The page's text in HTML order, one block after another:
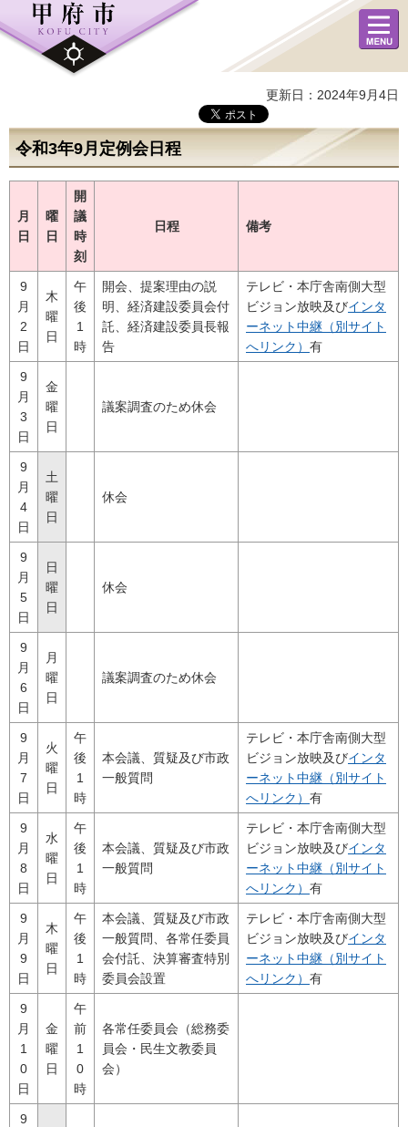
メニュ
ー
更新日：2024年9月4日
令和3年9月定例会日程
月
日
曜
日
開
議
時
刻
日程 備考
9
月
2
日
木
曜
日
午
後
1
時
開会、提案理由の説
明、経済建設委員会付
託、経済建設委員長報
告
テレビ・本庁舎南側大型
ビジョン放映及びインタ
ーネット中継（別サイト
へリンク） 有
9
月
3
日
金
曜
日
議案調査のため休会
9
月
4
日
土
曜
日
休会
9
月
5
日
日
曜
日
休会
9
月
6
日
月
曜
日
議案調査のため休会
9
月
7
日
火
曜
日
午
後
1
時
本会議、質疑及び市政
一般質問
テレビ・本庁舎南側大型
ビジョン放映及びインタ
ーネット中継（別サイト
へリンク） 有
9
月
8
日
水
曜
日
午
後
1
時
本会議、質疑及び市政
一般質問
テレビ・本庁舎南側大型
ビジョン放映及びインタ
ーネット中継（別サイト
へリンク） 有
9
月
9
日
木
曜
日
午
後
1
時
本会議、質疑及び市政
一般質問、各常任委員
会付託、決算審査特別
委員会設置
テレビ・本庁舎南側大型
ビジョン放映及びインタ
ーネット中継（別サイト
へリンク） 有
9
月
1
0
日
金
曜
日
午
前
1
0
時
各常任委員会（総務委
員会・民生文教委員
会）
9